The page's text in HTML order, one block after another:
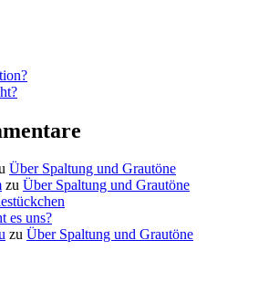
Über Spaltung und Grautöne
zu Über Spaltung und Grautöne
es uns?
zu Über Spaltung und Grautöne